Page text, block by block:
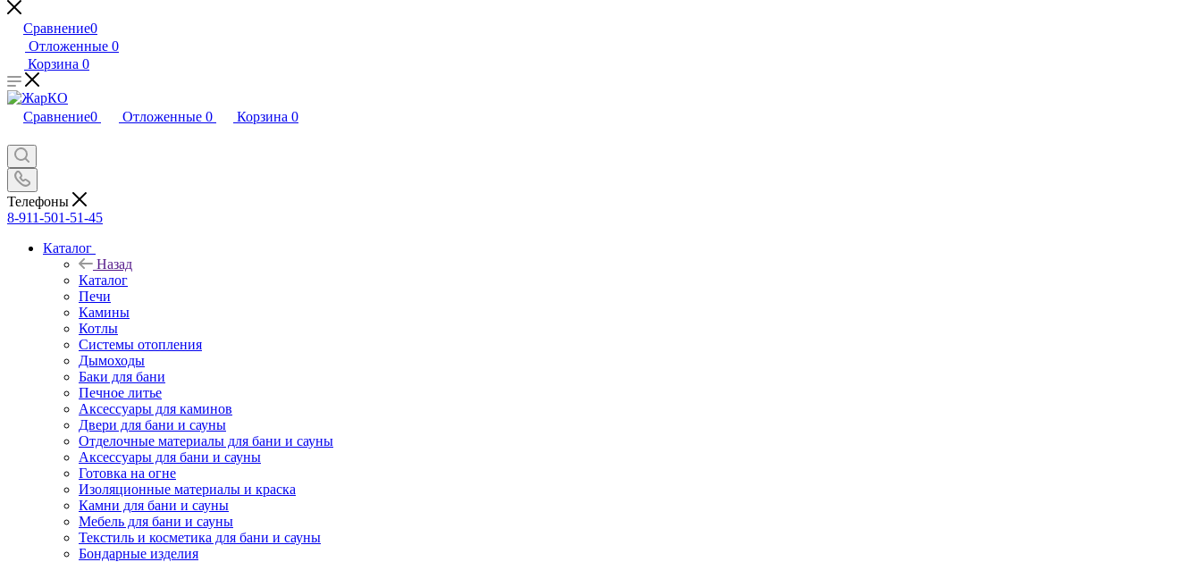
Сравнение0
Отложенные 0
Корзина 0
Сравнение0 Отложенные 0 Корзина 0
Телефоны
8-911-501-51-45
Каталог
Назад
Каталог
Печи
Камины
Котлы
Системы отопления
Дымоходы
Баки для бани
Печное литье
Аксессуары для каминов
Двери для бани и сауны
Отделочные материалы для бани и сауны
Аксессуары для бани и сауны
Готовка на огне
Изоляционные материалы и краска
Камни для бани и сауны
Мебель для бани и сауны
Текстиль и косметика для бани и сауны
Бондарные изделия